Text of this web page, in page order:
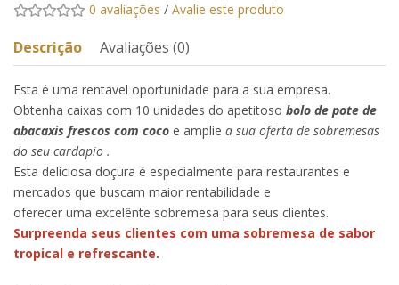
0 avaliações / Avalie este produto
Descrição Avaliações (0)
Esta é uma rentavel oportunidade para a sua empresa.
Obtenha caixas com 10 unidades do apetitoso bolo de pote de
abacaxis frescos com coco e amplie a sua oferta de sobremesas
do seu cardapio .
Esta deliciosa doçura é especialmente para restaurantes e
mercados que buscam maior rentabilidade e
oferecer uma excelênte sobremesa para seus clientes.
Surpreenda seus clientes com uma sobremesa de sabor
tropical e refrescante.